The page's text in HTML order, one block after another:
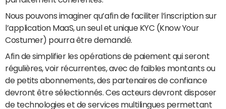
Nous pouvons imaginer qu’afin de faciliter l’inscription sur
l’application MaaS, un seul et unique KYC (Know Your
Costumer) pourra être demandé.
Afin de simplifier les opérations de paiement qui seront
régulières, voir récurrentes, avec de faibles montants ou
de petits abonnements, des partenaires de confiance
devront être sélectionnés. Ces acteurs devront disposer
de technologies et de services multilingues permettant